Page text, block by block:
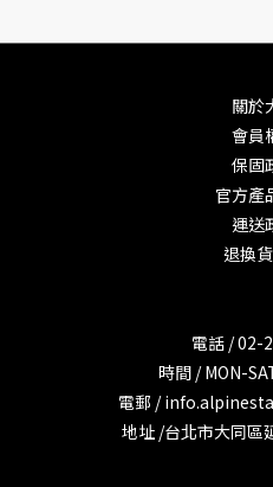
關於
會員
保固
官方產
運送
退換
電話 / 02-
時間 / MON-
電郵 /
地址 /台北市大同區